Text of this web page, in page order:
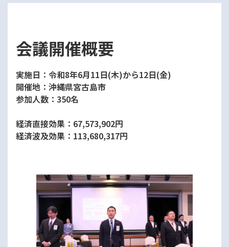
会議開催概要
実施日：令和8年6月11日(木)から12日(金)
開催地：沖縄県宮古島市
参加人数：350名
経済直接効果：67,573,902円
経済波及効果：113,680,317円